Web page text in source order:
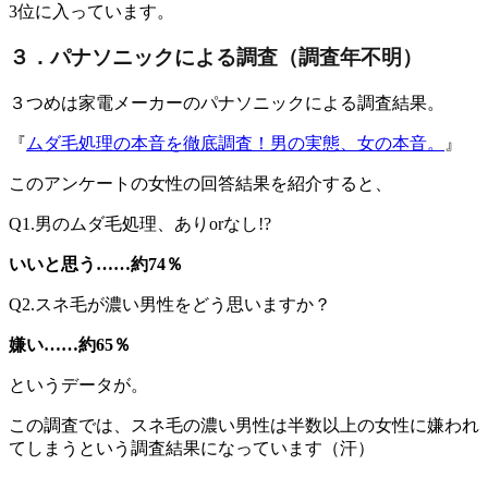
3位に入っています。
３．パナソニックによる調査（調査年不明）
３つめは家電メーカーのパナソニックによる調査結果。
『 ムダ毛処理の本音を徹底調査！男の実態、女の本音。 』
このアンケートの女性の回答結果を紹介すると、
Q1.男のムダ毛処理、ありorなし!?
いいと思う……約74％
Q2.スネ毛が濃い男性をどう思いますか？
嫌い……約65％
というデータが。
この調査では、スネ毛の濃い男性は半数以上の女性に嫌われ
てしまうという調査結果になっています（汗）